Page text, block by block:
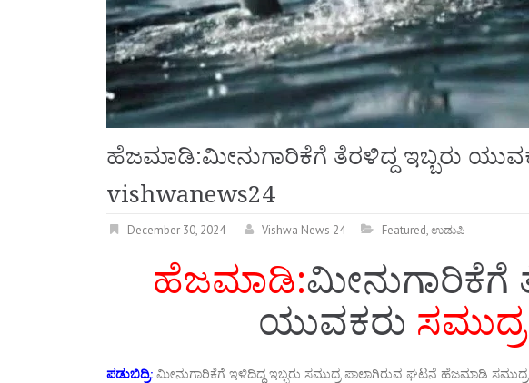
ಹೆಜಮಾಡಿ:ಮೀನುಗಾರಿಕೆಗೆ ತೆರಳಿದ್ದ ಇಬ್ಬರು
vishwanews24
December 30, 2024 Vishwa News 24 Featured,ಉಡುಪಿ
ಹೆಜಮಾಡಿ:ಮೀನುಗಾರಿಕೆಗೆ
ಯುವಕರು
ಪಡುಬಿದ್ರಿ: ಮೀನುಗಾರಿಕೆಗೆ ಇಳಿದಿದ್ದ ಇಬ್ಬರು ಸಮುದ್ರ ಪಾಲಾಗಿರುವ ಘಟನೆ ಹೆಜಮಾಡಿ